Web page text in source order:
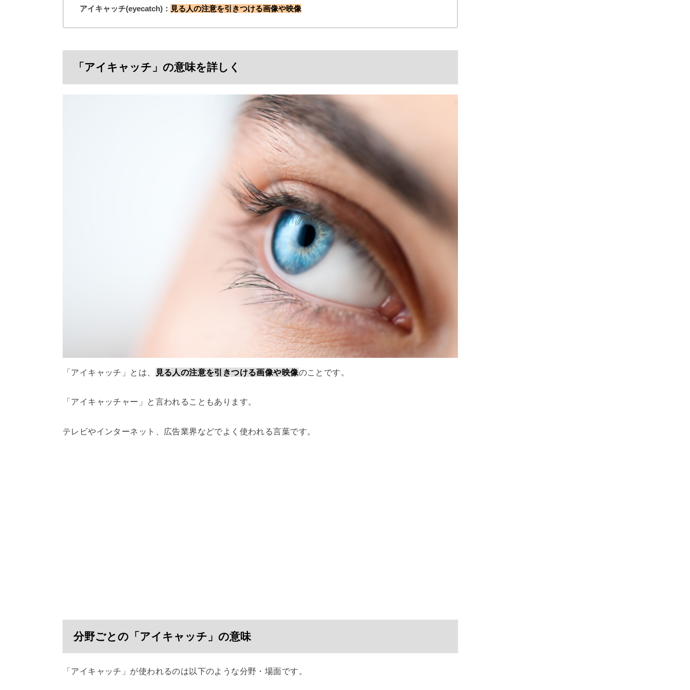
アイキャッチ(eyecatch)： 見る人の注意を引きつける画像や映像
「アイキャッチ」の意味を詳しく
「アイキャッチ」とは、 見る人の注意を引きつける画像や映像のことです。
「アイキャッチャー」と言われることもあります。
テレビやインターネット、広告業界などでよく使われる言葉です。
分野ごとの「アイキャッチ」の意味
「アイキャッチ」が使われるのは以下のような分野・場面です。